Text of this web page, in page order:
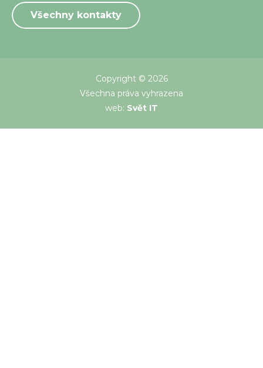
Všechny kontakty
Copyright © 2026
Všechna práva vyhrazena
web: Svět IT